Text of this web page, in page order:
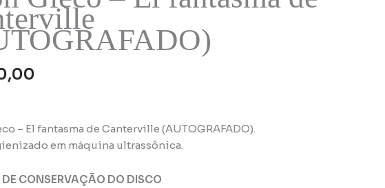
– El fantasma de Canterville (AUTOGRAFADO).
em máquina ultrassônica.
DE CONSERVAÇÃO DO DISCO